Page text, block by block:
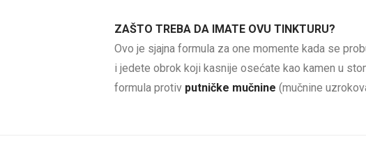
ZAŠTO TREBA DA IMATE OVU TINKTURU?
Ovo je sjajna formula za one momente kada se
i jedete obrok koji kasnije osećate kao kamen u
formula protiv putničke mučnine (mučnine